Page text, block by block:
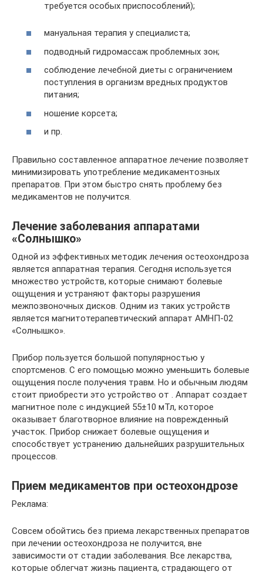
требуется особых приспособлений);
мануальная терапия у специалиста;
подводный гидромассаж проблемных зон;
соблюдение лечебной диеты с ограничением
поступления в организм вредных продуктов
питания;
ношение корсета;
и пр.
Правильно составленное аппаратное лечение позволяет
минимизировать употребление медикаментозных
препаратов. При этом быстро снять проблему без
медикаментов не получится.
Лечение заболевания аппаратами
«Солнышко»
Одной из эффективных методик лечения остеохондроза
является аппаратная терапия. Сегодня используется
множество устройств, которые снимают болевые
ощущения и устраняют факторы разрушения
межпозвоночных дисков. Одним из таких устройств
является магнитотерапевтический аппарат АМНП-02
«Солнышко».
Прибор пользуется большой популярностью у
спортсменов. С его помощью можно уменьшить болевые
ощущения после получения травм. Но и обычным людям
стоит приобрести это устройство от . Аппарат создает
магнитное поле с индукцией 55±10 мТл, которое
оказывает благотворное влияние на поврежденный
участок. Прибор снижает болевые ощущения и
способствует устранению дальнейших разрушительных
процессов.
Прием медикаментов при остеохондрозе
Реклама:
Совсем обойтись без приема лекарственных препаратов
при лечении остеохондроза не получится, вне
зависимости от стадии заболевания. Все лекарства,
которые облегчат жизнь пациента, страдающего от